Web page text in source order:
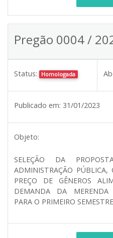
Pregão 0004 /
Status: Homologada
Publicado em: 31/01/2023
Objeto:
SELEÇÃO DA
ADMINISTRAÇÃO PÚBLICA,
PREÇO DE GÊNEROS
DEMANDA DA MERENDA
PARA O PRIMEIRO